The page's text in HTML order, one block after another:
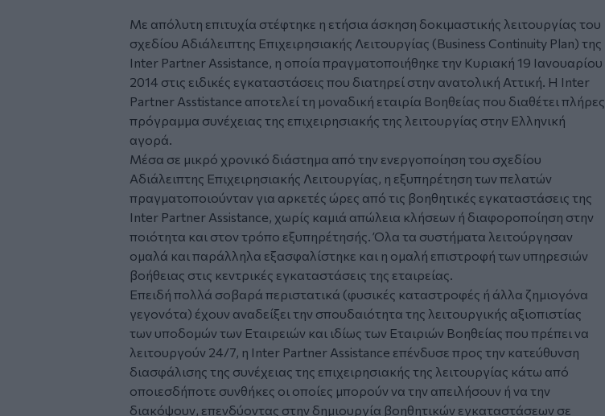
Με απόλυτη επιτυχία στέφτηκε η ετήσια άσκηση δοκιμαστικής λειτουργίας του
σχεδίου Αδιάλειπτης Επιχειρησιακής Λειτουργίας (Business Continuity Plan) της
Inter Partner Assistance, η οποία πραγματοποιήθηκε την Κυριακή 19 Ιανουαρίου
2014 στις ειδικές εγκαταστάσεις που διατηρεί στην ανατολική Αττική. H Ιnter
Partner Asstistance αποτελεί τη μοναδική εταιρία Βοηθείας που διαθέτει πλήρες
πρόγραμμα συνέχειας της επιχειρησιακής της λειτουργίας στην Ελληνική
αγορά.
Μέσα σε μικρό χρονικό διάστημα από την ενεργοποίηση του σχεδίου
Αδιάλειπτης Επιχειρησιακής Λειτουργίας, η εξυπηρέτηση των πελατών
πραγματοποιούνταν για αρκετές ώρες από τις βοηθητικές εγκαταστάσεις της
Inter Partner Assistance, χωρίς καμιά απώλεια κλήσεων ή διαφοροποίηση στην
ποιότητα και στον τρόπο εξυπηρέτησής. Όλα τα συστήματα λειτούργησαν
ομαλά και παράλληλα εξασφαλίστηκε και η ομαλή επιστροφή των υπηρεσιών
βοήθειας στις κεντρικές εγκαταστάσεις της εταιρείας.
Επειδή πολλά σοβαρά περιστατικά (φυσικές καταστροφές ή άλλα ζημιογόνα
γεγονότα) έχουν αναδείξει την σπουδαιότητα της λειτουργικής αξιοπιστίας
των υποδομών των Εταιρειών και ιδίως των Εταιριών Βοηθείας που πρέπει να
λειτουργούν 24/7, η Inter Partner Assistance επένδυσε προς την κατεύθυνση
διασφάλισης της συνέχειας της επιχειρησιακής της λειτουργίας κάτω από
οποιεσδήποτε συνθήκες οι οποίες μπορούν να την απειλήσουν ή να την
διακόψουν, επενδύοντας στην δημιουργία βοηθητικών εγκαταστάσεων σε